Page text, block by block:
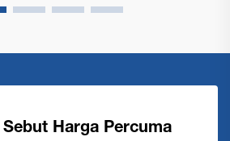
Harga Percuma